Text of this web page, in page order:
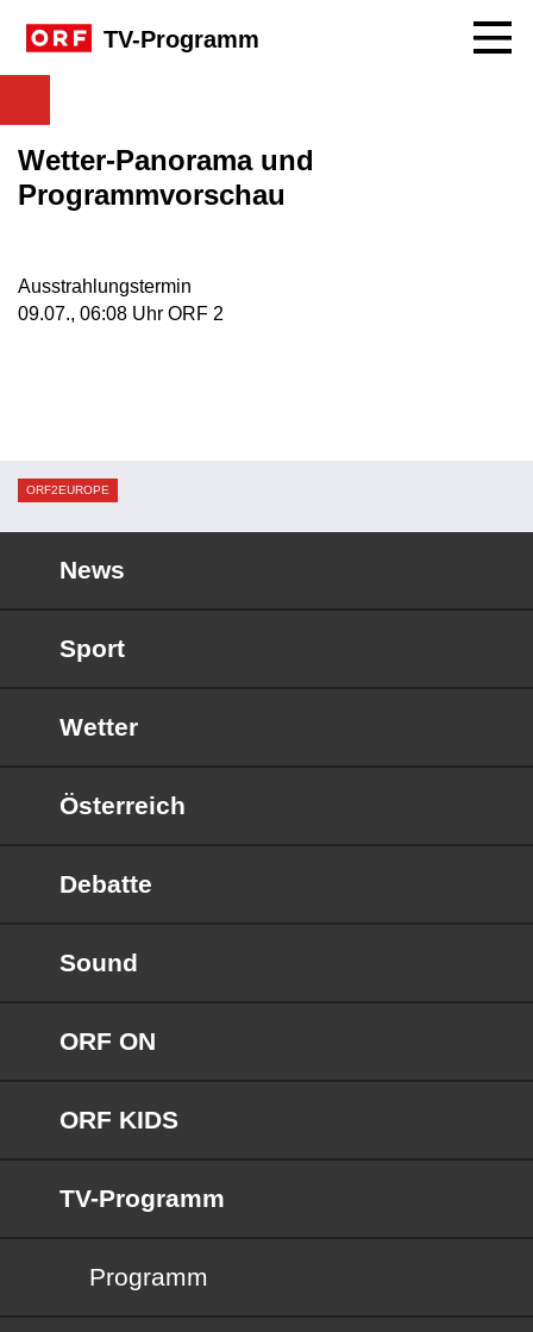
TV-Programm
Wetter-Panorama und
Programmvorschau
Ausstrahlungstermin
09. Juli, 06:08 Uhr in ORF 2
09.07., 06:08 Uhr ORF 2
ORF2EUROPE
News
Sport
Wetter
Österreich
Debatte
Sound
ORF ON
ORF KIDS
TV-Programm
Programm